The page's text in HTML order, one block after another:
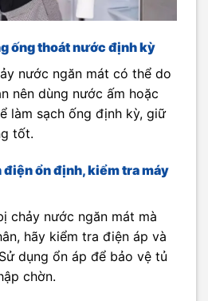
ống thoát nước định kỳ
nước ngăn mát có thể do
nên dùng nước ấm hoặc
làm sạch ống định kỳ, giữ
tốt.
điện ổn định, kiểm tra máy
chảy nước ngăn mát mà
hãy kiểm tra điện áp và
dụng ổn áp để bảo vệ tủ
chờn.